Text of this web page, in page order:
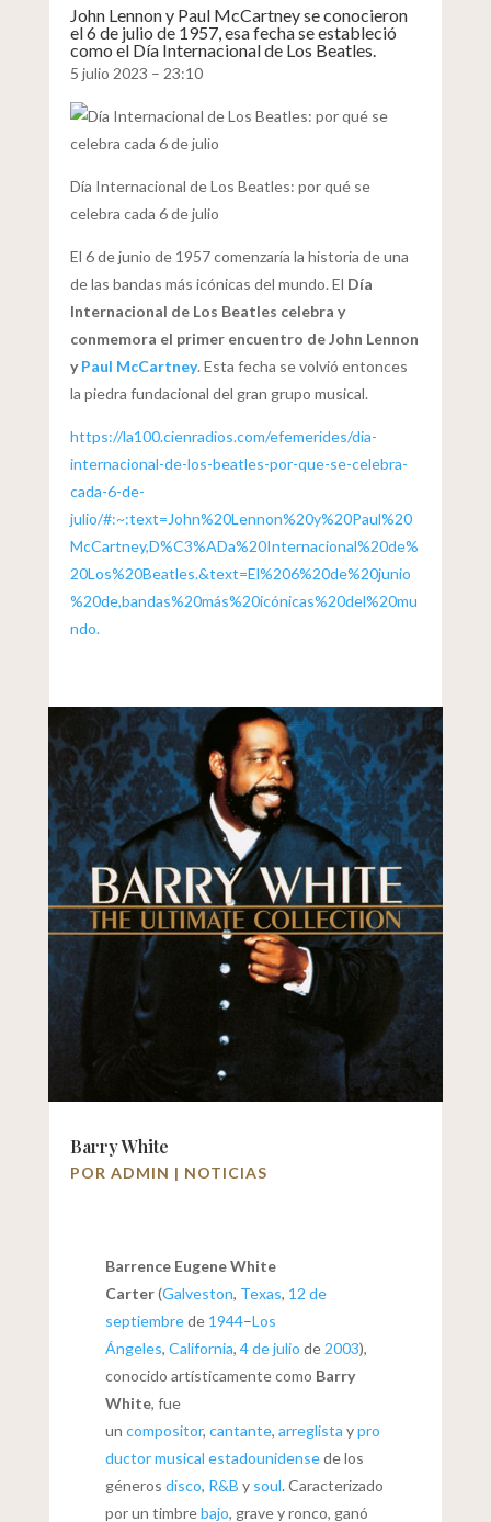
John Lennon y Paul McCartney se conocieron
el 6 de julio de 1957, esa fecha se estableció
como el Día Internacional de Los Beatles.
5 julio 2023 – 23:10
Día Internacional de Los Beatles: por qué se
celebra cada 6 de julio
El 6 de junio de 1957 comenzaría la historia de una
de las bandas más icónicas del mundo. El Día
Internacional de Los Beatles celebra y
conmemora el primer encuentro de John Lennon
yPaul McCartney. Esta fecha se volvió entonces
la piedra fundacional del gran grupo musical.
https://la100.cienradios.com/efemerides/dia-
internacional-de-los-beatles-por-que-se-celebra-
cada-6-de-
julio/#:~:text=John%20Lennon%20y%20Paul%20
McCartney,D%C3%ADa%20Internacional%20de%
20Los%20Beatles.&text=El%206%20de%20junio
%20de,bandas%20más%20icónicas%20del%20mu
ndo.
Barry White
POR ADMIN | NOTICIAS
Barrence Eugene White
Carter(Galveston, Texas, 12 de
septiembrede 1944–Los
Ángeles, California, 4 de julio de 2003),
conocido artísticamente como Barry
White, fue
un compositor, cantante, arreglista ypro
ductor musical estadounidensede los
géneros disco, R&B y soul. Caracterizado
por un timbrebajo, grave y ronco, ganó